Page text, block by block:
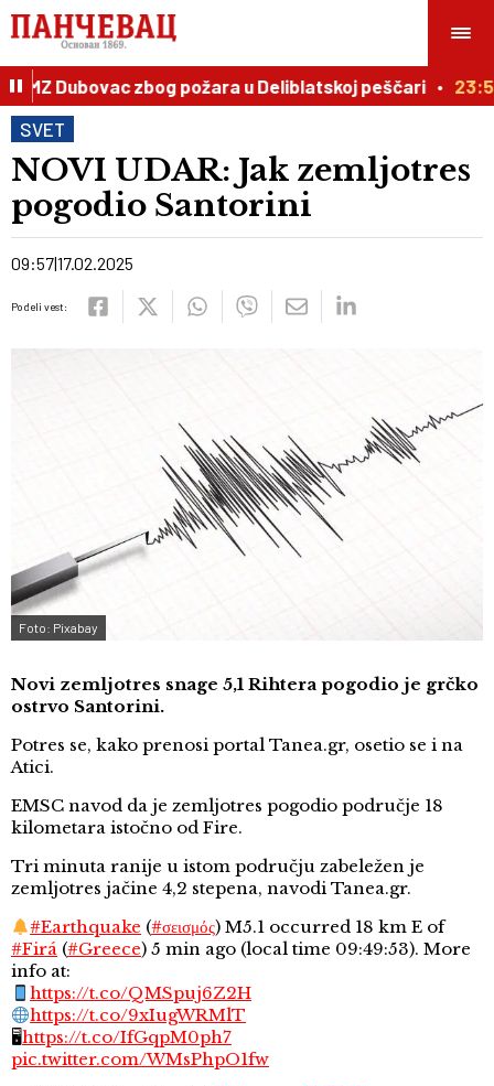
Dubovac zbog požara u Deliblatskoj peščari
23:54
SVET
NOVI UDAR: Jak zemljotres
pogodio Santorini
09:5717.02.2025
Podeli vest:
Foto: Pixabay
Novi zemljotres snage 5,1 Rihtera pogodio je grčko
ostrvo Santorini.
Potres se, kako prenosi portal Tanea.gr, osetio se i na
Atici.
EMSC navod da je zemljotres pogodio područje 18
kilometara istočno od Fire.
Tri minuta ranije u istom području zabeležen je
zemljotres jačine 4,2 stepena, navodi Tanea.gr.
#Earthquake (#σεισμός) M5.1 occurred 18 km E of
#Firá (#Greece) 5 min ago (local time 09:49:53). More
info at:
https://t.co/QMSpuj6Z2H
https://t.co/9xIugWRMlT
🖥https://t.co/IfGqpM0ph7
pic.twitter.com/WMsPhpO1fw